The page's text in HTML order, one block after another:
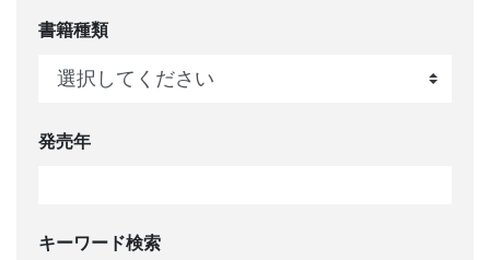
書籍種類
発売年
キーワード検索